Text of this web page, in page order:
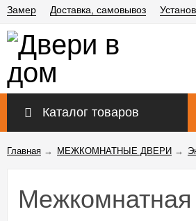
Замер Доставка, самовывоз
Каталог товаров
Главная → МЕЖКОМНАТНЫЕ ДВЕРИ →